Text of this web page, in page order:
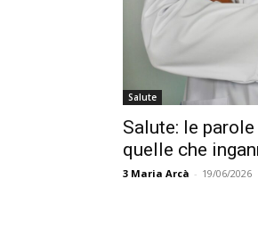
Salute
Salute: le
quelle che
3 Maria Arcà - 19/06/2026